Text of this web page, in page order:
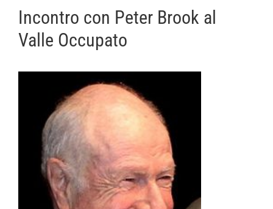
Incontro con Peter Brook al
Valle Occupato